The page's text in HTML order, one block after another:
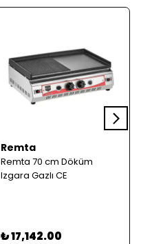
Remta
Remta 70 cm Döküm
Izgara Gazlı CE
₺ 17,142.00